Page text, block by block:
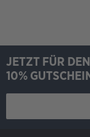
JETZT FÜR
10%